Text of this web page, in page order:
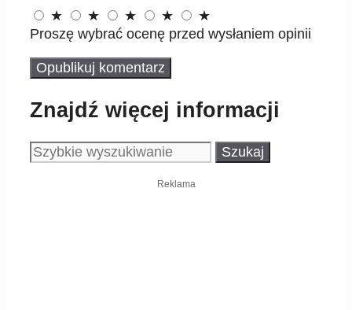
★
★ ★ ★
★
Proszę wybrać ocenę przed wysłaniem opinii
Znajdź więcej informacji
Szukaj:
Reklama